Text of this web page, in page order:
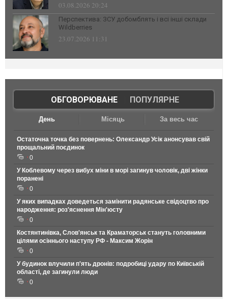
03.08.2026 20:24
Перспектива: ЗСУ добомблять і всі інші склади
Wildberries
23.07.2026 11:31
ОБГОВОРЮВАНЕ| ПОПУЛЯРНЕ
День Місяць За весь час
Остаточна точка без повернень: Олександр Усік анонсував свій
прощальний поєдинок
0
У Коблевому через вибух міни в морі загинув чоловік, дві жінки
поранені
0
У яких випадках доведеться замінити радянське свідоцтво про
народження: роз'яснення Мін'юсту
0
Костянтинівка, Слов'янськ та Краматорськ стануть головними
цілями осіннього наступу РФ - Максим Жорін
0
У будинок влучили п'ять дронів: подробиці удару по Київській
області, де загинули люди
0